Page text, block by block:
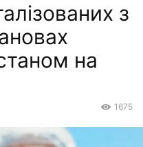
з
на
1675